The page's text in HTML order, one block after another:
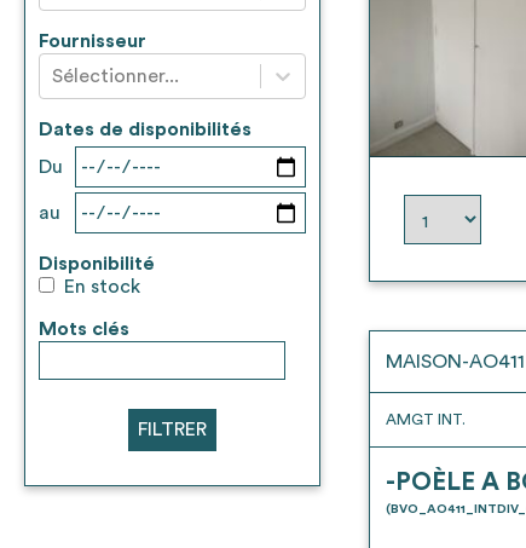
Fournisseur
Sélectionner...
Dates de disponibilités
Du
au
Disponibilité
En stock
Mots clés
FILTRER
MAISON-AO411
AMGT INT.
-POÈLE A